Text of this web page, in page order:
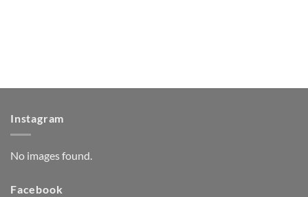
Instagram
No images found.
Facebook